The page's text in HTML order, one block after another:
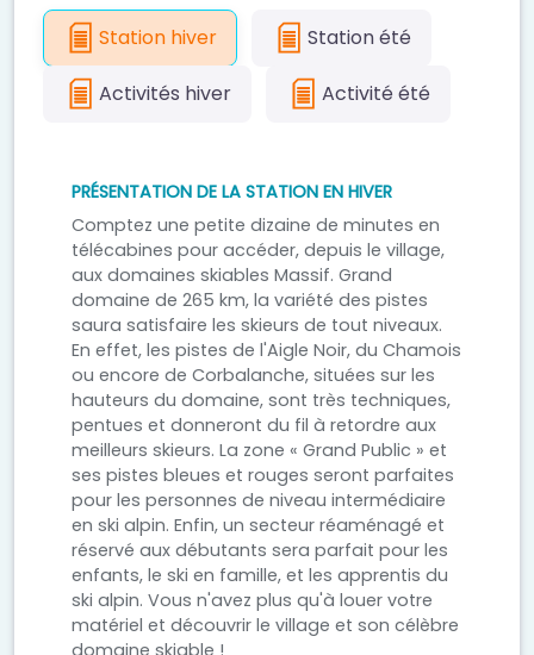
Station hiver Station été
Activités hiver Activité été
PRÉSENTATION DE LA STATION EN HIVER
Comptez une petite dizaine de minutes en
télécabines pour accéder, depuis le village,
aux domaines skiables Massif. Grand
domaine de 265 km, la variété des pistes
saura satisfaire les skieurs de tout niveaux.
En effet, les pistes de l'Aigle Noir, du Chamois
ou encore de Corbalanche, situées sur les
hauteurs du domaine, sont très techniques,
pentues et donneront du fil à retordre aux
meilleurs skieurs. La zone « Grand Public » et
ses pistes bleues et rouges seront parfaites
pour les personnes de niveau intermédiaire
en ski alpin. Enfin, un secteur réaménagé et
réservé aux débutants sera parfait pour les
enfants, le ski en famille, et les apprentis du
ski alpin. Vous n'avez plus qu'à louer votre
matériel et découvrir le village et son célèbre